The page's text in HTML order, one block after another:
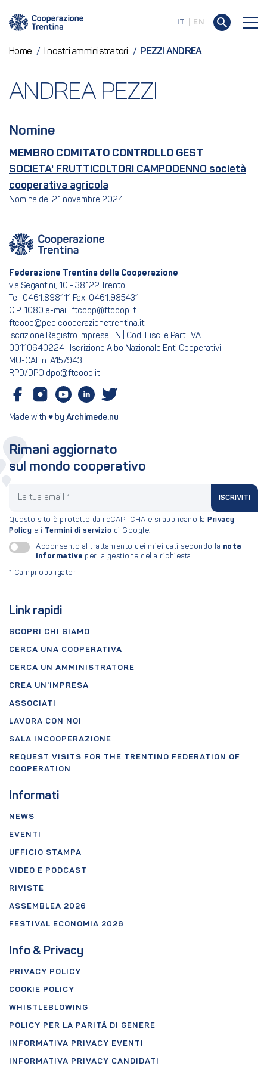
IT EN
Home / I nostri amministratori / PEZZI ANDREA
ANDREA PEZZI
Nomine
MEMBRO COMITATO CONTROLLO GEST
SOCIETA' FRUTTICOLTORI CAMPODENNO società
cooperativa agricola
Nomina del 21 novembre 2024
Federazione Trentina della Cooperazione
via Segantini, 10 - 38122 Trento
Tel: 0461.898111 Fax: 0461.985431
C.P. 1080 e-mail: ftcoop@ftcoop.it
ftcoop@pec.cooperazionetrentina.it
Iscrizione Registro Imprese TN | Cod. Fisc. e Part. IVA
00110640224 | Iscrizione Albo Nazionale Enti Cooperativi
MU-CAL n. A157943
RPD/DPO dpo@ftcoop.it
Made with ♥ by Archimede.nu
Link rapidi
SCOPRI CHI SIAMO
CERCA UNA COOPERATIVA
CERCA UN AMMINISTRATORE
CREA UN'IMPRESA
ASSOCIATI
LAVORA CON NOI
SALA INCOOPERAZIONE
REQUEST VISITS FOR THE TRENTINO FEDERATION OF
COOPERATION
Informati
NEWS
EVENTI
UFFICIO STAMPA
VIDEO E PODCAST
RIVISTE
ASSEMBLEA 2026
FESTIVAL ECONOMIA 2026
Info & Privacy
PRIVACY POLICY
COOKIE POLICY
WHISTLEBLOWING
POLICY PER LA PARITÀ DI GENERE
INFORMATIVA PRIVACY EVENTI
INFORMATIVA PRIVACY CANDIDATI
Rimani aggiornato
sul mondo cooperativo
ISCRIVITI
Questo sito è protetto da reCAPTCHA e si applicano la Privacy
Policy e i Termini di servizio di Google.
Acconsento al trattamento dei miei dati secondo la nota
informativa per la gestione della richiesta.
* Campi obbligatori